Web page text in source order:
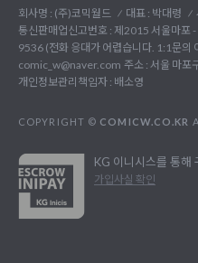
회사명 : (주)코믹월드 대표 : 박대령
통신판매업신고번호 : 제2015 서울마포
9536 (전화 응대가 어렵습니다. 1:1문의
comic_w@naver.com 주소 : 서울 마포
개인정보관리책임자 : 배소영
COPYRIGHT © COMICW.CO.KR
KG 이니시스를 통해
가입사실 확인